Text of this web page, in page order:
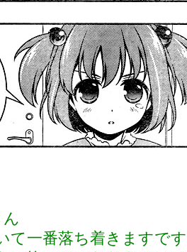
て一番落ち着きますで